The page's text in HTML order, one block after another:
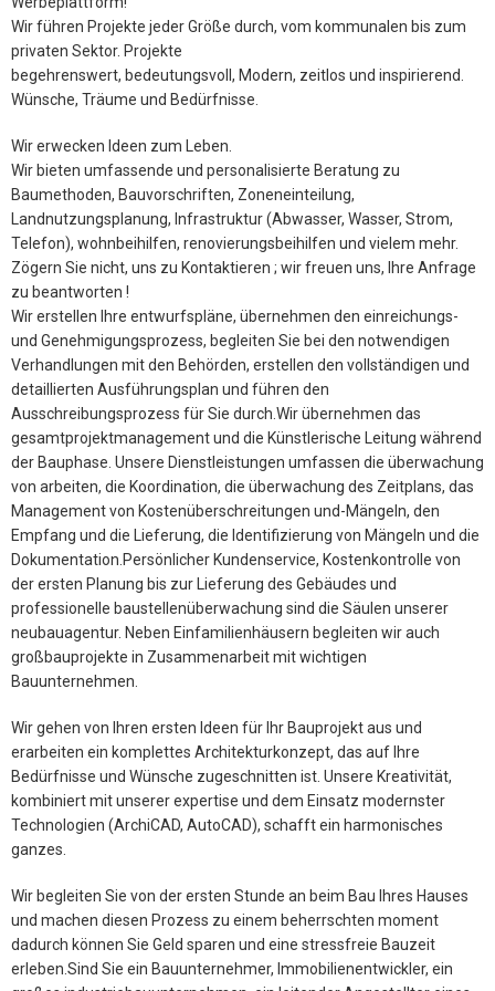
Wir führen Projekte jeder Größe durch, vom kommunalen bis zum
privaten Sektor. Projekte
begehrenswert, bedeutungsvoll, Modern, zeitlos und inspirierend.
Wünsche, Träume und Bedürfnisse.
Wir erwecken Ideen zum Leben.
Wir bieten umfassende und personalisierte Beratung zu
Baumethoden, Bauvorschriften, Zoneneinteilung,
Landnutzungsplanung, Infrastruktur (Abwasser, Wasser, Strom,
Telefon), wohnbeihilfen, renovierungsbeihilfen und vielem mehr.
Zögern Sie nicht, uns zu Kontaktieren ; wir freuen uns, Ihre Anfrage
zu beantworten !
Wir erstellen Ihre entwurfspläne, übernehmen den einreichungs-
und Genehmigungsprozess, begleiten Sie bei den notwendigen
Verhandlungen mit den Behörden, erstellen den vollständigen und
detaillierten Ausführungsplan und führen den
Ausschreibungsprozess für Sie durch.Wir übernehmen das
gesamtprojektmanagement und die Künstlerische Leitung während
der Bauphase. Unsere Dienstleistungen umfassen die überwachung
von arbeiten, die Koordination, die überwachung des Zeitplans, das
Management von Kostenüberschreitungen und-Mängeln, den
Empfang und die Lieferung, die Identifizierung von Mängeln und die
Dokumentation.Persönlicher Kundenservice, Kostenkontrolle von
der ersten Planung bis zur Lieferung des Gebäudes und
professionelle baustellenüberwachung sind die Säulen unserer
neubauagentur. Neben Einfamilienhäusern begleiten wir auch
großbauprojekte in Zusammenarbeit mit wichtigen
Bauunternehmen.
Wir gehen von Ihren ersten Ideen für Ihr Bauprojekt aus und
erarbeiten ein komplettes Architekturkonzept, das auf Ihre
Bedürfnisse und Wünsche zugeschnitten ist. Unsere Kreativität,
kombiniert mit unserer expertise und dem Einsatz modernster
Technologien (ArchiCAD, AutoCAD), schafft ein harmonisches
ganzes.
Wir begleiten Sie von der ersten Stunde an beim Bau Ihres Hauses
und machen diesen Prozess zu einem beherrschten moment
dadurch können Sie Geld sparen und eine stressfreie Bauzeit
erleben.Sind Sie ein Bauunternehmer, Immobilienentwickler, ein